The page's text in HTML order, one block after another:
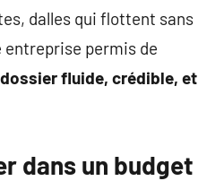
dalles qui flottent sans
entreprise permis de
fluide, crédible, et
dans un budget